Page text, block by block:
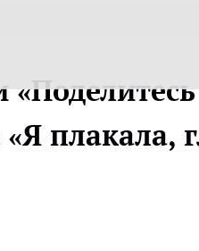
плакала,